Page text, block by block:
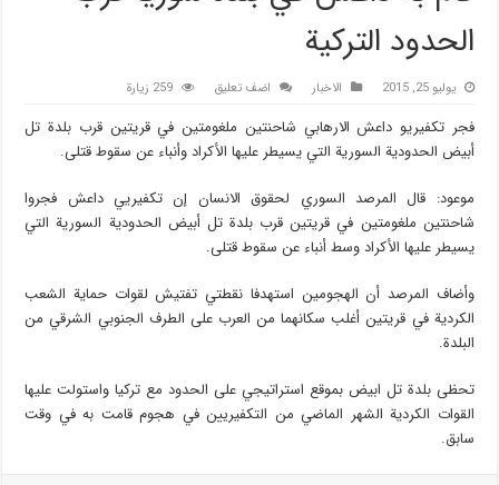
الحدود التركية
يوليو 25, 2015 الاخبار اضف تعليق 259 زيارة
فجر تكفيريو داعش الارهابي شاحنتين ملغومتين في قريتين قرب بلدة تل
أبيض الحدودية السورية التي يسيطر عليها الأكراد وأنباء عن سقوط قتلى.
موعود: قال المرصد السوري لحقوق الانسان إن تكفيريي داعش فجروا
شاحنتين ملغومتين في قريتين قرب بلدة تل أبيض الحدودية السورية التي
يسيطر عليها الأكراد وسط أنباء عن سقوط قتلى.
وأضاف المرصد أن الهجومين استهدفا نقطتي تفتيش لقوات حماية الشعب
الكردية في قريتين أغلب سكانهما من العرب على الطرف الجنوبي الشرقي من
البلدة.
تحظى بلدة تل ابيض بموقع استراتيجي على الحدود مع تركيا واستولت عليها
القوات الكردية الشهر الماضي من التكفيريين في هجوم قامت به في وقت
سابق.